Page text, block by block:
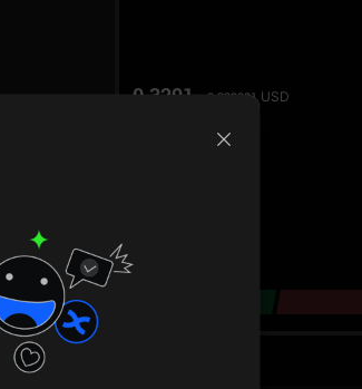
0.3291 0.329021 USD